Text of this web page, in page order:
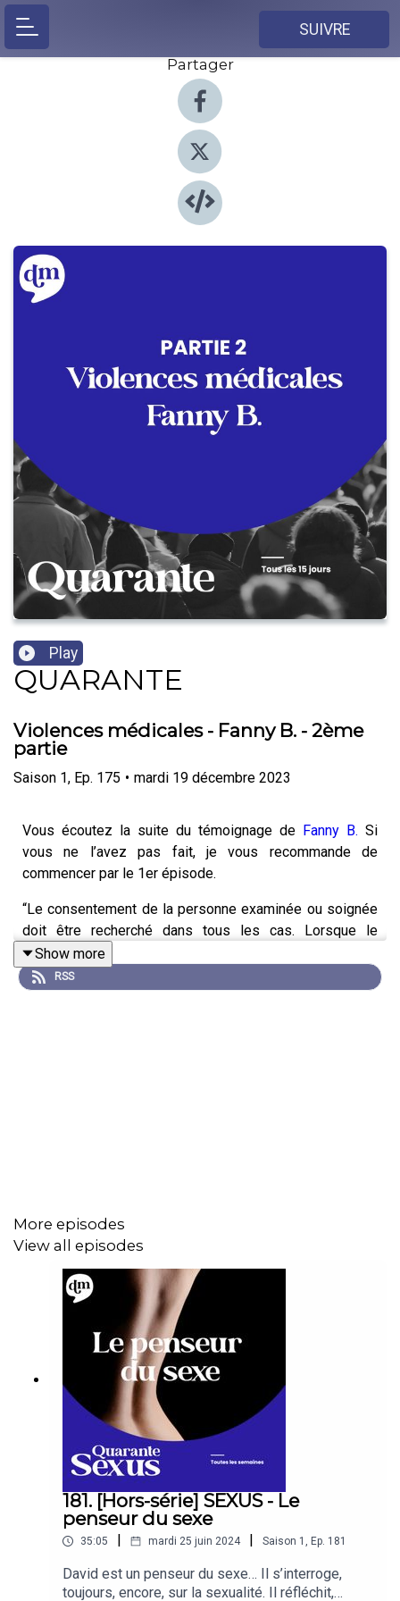
SUIVRE
Partager
Play
QUARANTE
Violences médicales - Fanny B. - 2ème
partie
Saison 1, Ep. 175 • mardi 19 décembre 2023
Vous écoutez la suite du témoignage de Fanny B. Si
vous ne l’avez pas fait, je vous recommande de
commencer par le 1er épisode.
“Le consentement de la personne examinée ou soignée
doit être recherché dans tous les cas. Lorsque le
malade, en état d'exprimer sa volonté, refuse les
investigations ou le traitement proposés, le médecin
doit respecter ce refus après avoir informé le malade de
Ce podcast est produit par
💌 Agence Double Monde :
📩 Pour ne pas manquer nos actualités
Inscription à la newsletter
monde.us14.list-manage.com/subscribe?
u=09934892877d77b4daae80bf1&id=fddf6e0ced
Site internet: https://www.double-monde.fr/
Réalisation et narration : Marjorie Murphy
Montage : Adrien Stiefel
Musique : Sébastien Ossona
Show more
RSS
More episodes
View all episodes
181. [Hors-série] SEXUS - Le
penseur du sexe
35:05 mardi 25 juin 2024 Saison 1 , Ep. 181
David est un penseur du sexe… Il s’interroge,
toujours, encore, sur la sexualité. Il réfléchit,